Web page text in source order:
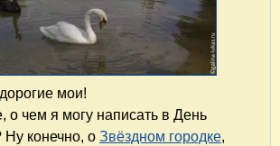
мои!
о чем я могу написать в День
Ну конечно, о Звёздном городке,